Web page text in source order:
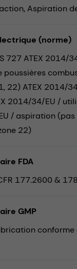
Aspiration
(norme)
727 ATEX 2014/
poussières
22) ATEX 2014/
2014/34/EU /
/ aspiration (pas
22)
FDA
177.2600 &
GMP
conforme